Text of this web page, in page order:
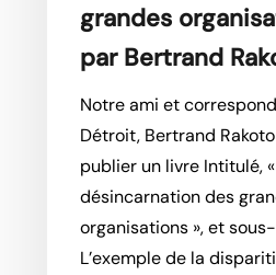
grandes
par Bertrand
Notre ami et
Détroit, Bertrand
publier un livre Intitulé,
désincarnation des
organisations », et
L’exemple de la